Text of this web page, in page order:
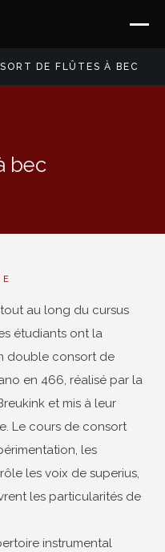
DE FLÛTES À BEC
bec
au long du cursus
étudiants ont la
double consort de
en 466, réalisé par la
et mis à leur
Le cours de consort
les
les voix de superius,
les particularités de
instrumental